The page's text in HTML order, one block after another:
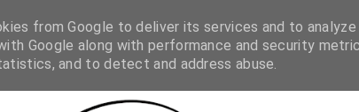
GDPR SITE MAP
from Google to deliver its services and to
Google along with performance and security
and to detect and address abuse.